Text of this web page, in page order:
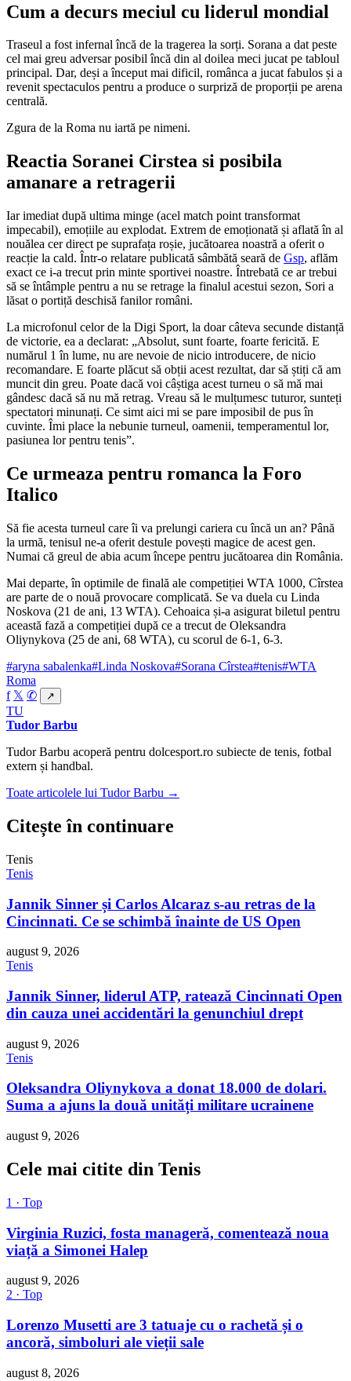
Cum a decurs meciul cu liderul mondial
Traseul a fost infernal încă de la tragerea la sorți. Sorana a dat peste
cel mai greu adversar posibil încă din al doilea meci jucat pe tabloul
principal. Dar, deși a început mai dificil, românca a jucat fabulos și a
revenit spectaculos pentru a produce o surpriză de proporții pe arena
centrală.
Zgura de la Roma nu iartă pe nimeni.
Reactia Soranei Cirstea si posibila
amanare a retragerii
Iar imediat după ultima minge (acel match point transformat
impecabil), emoțiile au explodat. Extrem de emoționată și aflată în al
nouălea cer direct pe suprafața roșie, jucătoarea noastră a oferit o
reacție la cald. Într-o relatare publicată sâmbătă seară de Gsp, aflăm
exact ce i-a trecut prin minte sportivei noastre. Întrebată ce ar trebui
să se întâmple pentru a nu se retrage la finalul acestui sezon, Sori a
lăsat o portiță deschisă fanilor români.
La microfonul celor de la Digi Sport, la doar câteva secunde distanță
de victorie, ea a declarat: „Absolut, sunt foarte, foarte fericită. E
numărul 1 în lume, nu are nevoie de nicio introducere, de nicio
recomandare. E foarte plăcut să obții acest rezultat, dar să știți că am
muncit din greu. Poate dacă voi câștiga acest turneu o să mă mai
gândesc dacă să nu mă retrag. Vreau să le mulțumesc tuturor, sunteți
spectatori minunați. Ce simt aici mi se pare imposibil de pus în
cuvinte. Îmi place la nebunie turneul, oamenii, temperamentul lor,
pasiunea lor pentru tenis”.
Ce urmeaza pentru romanca la Foro
Italico
Să fie acesta turneul care îi va prelungi cariera cu încă un an? Până
la urmă, tenisul ne-a oferit destule povești magice de acest gen.
Numai că greul de abia acum începe pentru jucătoarea din România.
Mai departe, în optimile de finală ale competiției WTA 1000, Cîrstea
are parte de o nouă provocare complicată. Se va duela cu Linda
Noskova (21 de ani, 13 WTA). Cehoaica și-a asigurat biletul pentru
această fază a competiției după ce a trecut de Oleksandra
Oliynykova (25 de ani, 68 WTA), cu scorul de 6-1, 6-3.
#aryna sabalenka#Linda Noskova#Sorana Cîrstea#tenis#WTA
Roma
f 𝕏 ✆ ↗
TU
Tudor Barbu
Tudor Barbu acoperă pentru dolcesport.ro subiecte de tenis, fotbal
extern și handbal.
Toate articolele lui Tudor Barbu →
Citește în continuare
Tenis
Tenis
Jannik Sinner și Carlos Alcaraz s-au retras de la
Cincinnati. Ce se schimbă înainte de US Open
august 9, 2026
Tenis
Jannik Sinner, liderul ATP, ratează Cincinnati Open
din cauza unei accidentări la genunchiul drept
august 9, 2026
Tenis
Oleksandra Oliynykova a donat 18.000 de dolari.
Suma a ajuns la două unități militare ucrainene
august 9, 2026
Cele mai citite din Tenis
1 · Top
Virginia Ruzici, fosta manageră, comentează noua
viață a Simonei Halep
august 9, 2026
2 · Top
Lorenzo Musetti are 3 tatuaje cu o rachetă și o
ancoră, simboluri ale vieții sale
august 8, 2026